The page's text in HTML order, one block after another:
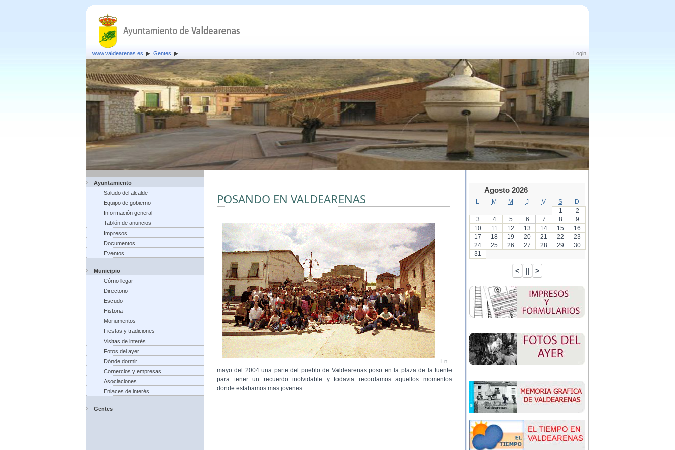
Login
www.valdearenas.es Gentes
Ayuntamiento
Saludo del alcalde
Equipo de gobierno
Información general
Tablón de anuncios
Impresos
Documentos
Eventos
Municipio
Cómo llegar
Directorio
Escudo
Historia
Monumentos
Fiestas y tradiciones
Visitas de interés
Fotos del ayer
Dónde dormir
Comercios y empresas
Asociaciones
Enlaces de interés
Gentes
POSANDO EN VALDEARENAS
En
mayo del 2004 una parte del pueblo de Valdearenas poso en la plaza de la fuente
para tener un recuerdo inolvidable y todavia recordamos aquellos momentos
donde estabamos mas jovenes.
Agosto 2026
M M J V S
D
1
2
3
4 5 6 7 8
9
10
11 12 13 14 15
16
17
18 19 20 21 22
23
24
25 26 27 28 29
30
31